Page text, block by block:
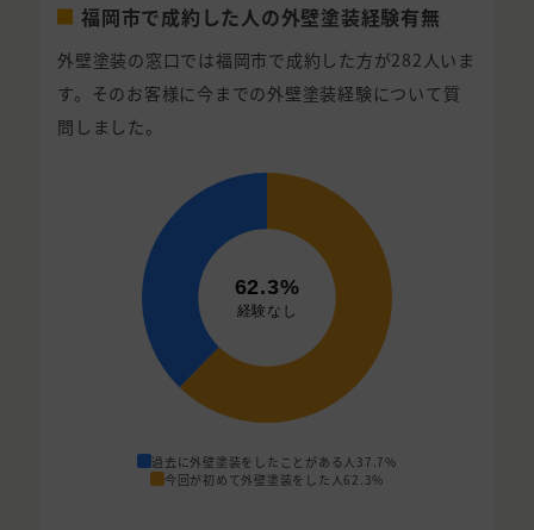
福岡市で成約した人の外壁塗装経験有無
外壁塗装の窓口では福岡市で成約した方が282人いま
す。そのお客様に今までの外壁塗装経験について質
問しました。
過去に外壁塗装をしたことがある人 37.7%
今回が初めて外壁塗装をした人62.3%